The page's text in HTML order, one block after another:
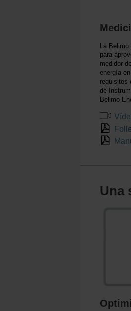
La Belimo
para
medidor
energía
requisitos
de
Belimo
Una